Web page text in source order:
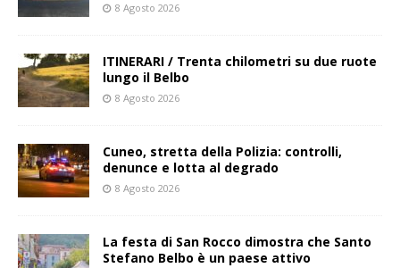
8 Agosto 2026
ITINERARI / Trenta chilometri su due ruote
lungo il Belbo
8 Agosto 2026
Cuneo, stretta della Polizia: controlli,
denunce e lotta al degrado
8 Agosto 2026
La festa di San Rocco dimostra che Santo
Stefano Belbo è un paese attivo